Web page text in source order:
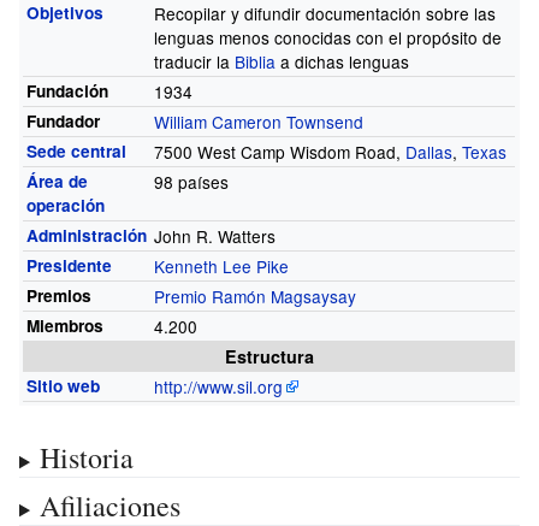
Objetivos
Recopilar y difundir documentación sobre las
lenguas menos conocidas con el propósito de
traducir la Biblia a dichas lenguas
Fundación 1934
Fundador William Cameron Townsend
Sede central 7500 West Camp Wisdom Road, Dallas,Texas
Área de
operación
98 países
Administración John R. Watters
Presidente Kenneth Lee Pike
Premios Premio Ramón Magsaysay
Miembros
4.200
Estructura
Sitio web http://www.sil.org
Historia
Afiliaciones